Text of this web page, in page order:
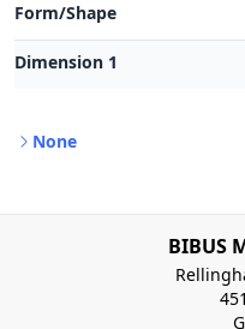
Form/Shape
Dimension 1
None
BIBUS